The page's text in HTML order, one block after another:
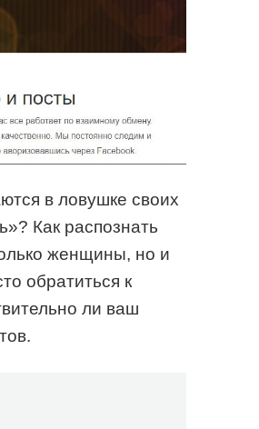
в ловушке своих
Как распознать
женщины, но и
обратиться к
ли ваш